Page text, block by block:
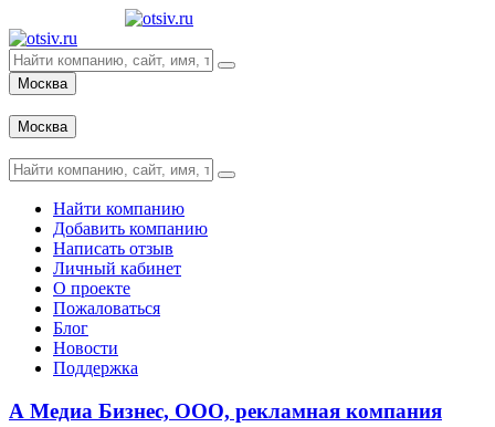
Москва
Москва
Найти компанию
Добавить компанию
Написать отзыв
Личный кабинет
О проекте
Пожаловаться
Блог
Новости
Поддержка
А Медиа Бизнес, ООО, рекламная компания